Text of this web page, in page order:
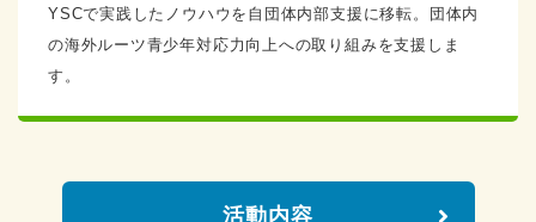
YSCで実践したノウハウを自団体内部支援に移転。団体内
の海外ルーツ青少年対応力向上への取り組みを支援しま
す。
活動内容